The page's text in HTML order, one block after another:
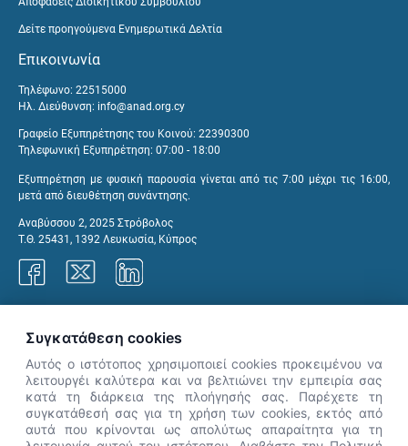
Δείτε προηγούμενα Ενημερωτικά Δελτία
Επικοινωνία
Τηλέφωνο: 22515000
Ηλ. Διεύθυνση: info@anad.org.cy
Γραφείο Εξυπηρέτησης του Κοινού: 22390300
Τηλεφωνική Εξυπηρέτηση: 07:00 - 18:00
Εξυπηρέτηση με φυσική παρουσία γίνεται από τις 7:00 μέχρι τις 16:00,
μετά από διευθέτηση συνάντησης.
Αναβύσσου 2, 2025 Στρόβολος
Τ.Θ. 25431, 1392 Λευκωσία, Κύπρος
👋 Καλώς ήρθες! Είμαι η Νόησις.
Συγκατάθεση cookies
Αυτός ο ιστότοπος χρησιμοποιεί cookies προκειμένου να
λειτουργέι καλύτερα και να βελτιώνει την εμπειρία σας
κατά τη διάρκεια της πλοήγησής σας. Παρέχετε τη
συγκατάθεσή σας για τη χρήση των cookies, εκτός από
αυτά που κρίνονται ως απολύτως απαραίτητα για τη